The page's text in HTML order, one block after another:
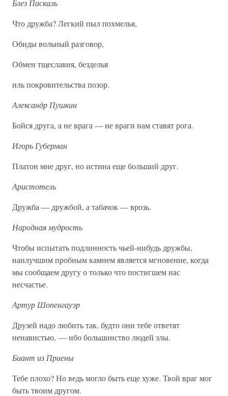
Блез Паскаль
Что дружба? Легкий пыл похмелья,
Обиды вольный разговор,
Обмен тщеславия, безделья
иль покровительства позор.
Александр Пушкин
Бойся друга, а не врага — не враги нам ставят рога.
Игорь Губерман
Платон мне друг, но истина еще больший друг.
Аристотель
Дружба — дружбой, а табачок — врозь.
Народная мудрость
Чтобы испытать подлинность чьей-нибудь дружбы,
наилучшим пробным камнем является мгновение, когда
мы сообщаем другу о только что постигшем нас
несчастье.
Артур Шопенгауэр
Друзей надо любить так, будто они тебе ответят
ненавистью, — ибо большинство людей злы.
Биант из Приены
Тебе плохо? Но ведь могло быть еще хуже. Твой враг мог
быть твоим другом.